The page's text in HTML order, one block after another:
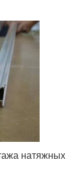
натяжных